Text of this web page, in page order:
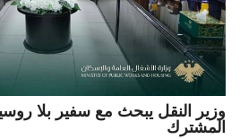
وزير النقل يبحث مع سفير بلا
المشترك